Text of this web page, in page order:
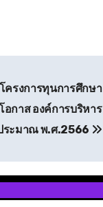
ครงการทุนการศึกษา
อกาส องค์การบริหาร
ระมาณ พ.ศ.2566